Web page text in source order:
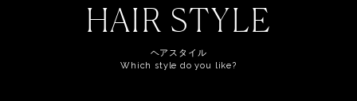
HAIR STYLE
ヘアスタイル
Which style do you like?